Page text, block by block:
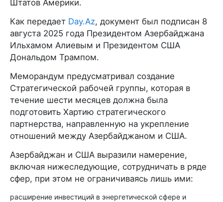
Штатов Америки.
Как передает Day.Az, документ был подписан 8
августа 2025 года Президентом Азербайджана
Ильхамом Алиевым и Президентом США
Дональдом Трампом.
Меморандум предусматривал создание
Стратегической рабочей группы, которая в
течение шести месяцев должна была
подготовить Хартию стратегического
партнерства, направленную на укрепление
отношений между Азербайджаном и США.
Азербайджан и США выразили намерение,
включая нижеследующие, сотрудничать в ряде
сфер, при этом не ограничиваясь лишь ими:
расширение инвестиций в энергетической сфере и